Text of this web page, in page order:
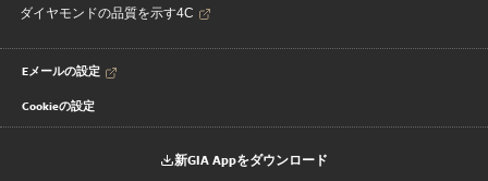
ダイヤモンドの品質を示す4C
Eメールの設定
Cookieの設定
新GIA Appをダウンロード